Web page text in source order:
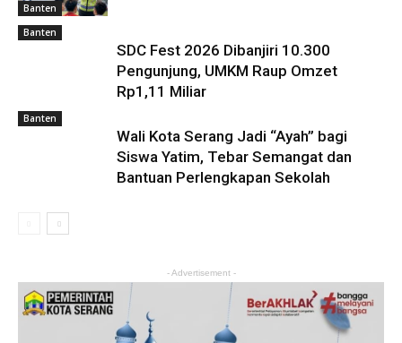
Banten
Banten
SDC Fest 2026 Dibanjiri 10.300
Pengunjung, UMKM Raup Omzet
Rp1,11 Miliar
Banten
Wali Kota Serang Jadi “Ayah” bagi
Siswa Yatim, Tebar Semangat dan
Bantuan Perlengkapan Sekolah
- Advertisement -